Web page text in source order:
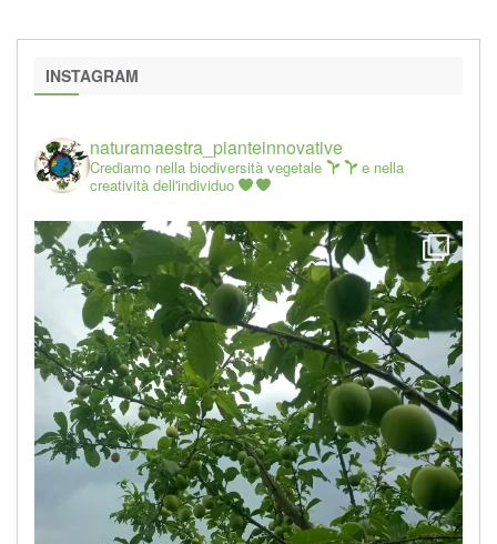
INSTAGRAM
naturamaestra_pianteinnovative
Crediamo nella biodiversità vegetale
e nella
creatività dell'individuo